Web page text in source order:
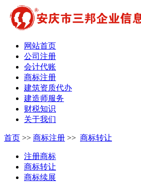
网站首页
公司注册
会计代账
商标注册
建筑资质代办
建造师服务
财税知识
关于我们
首页 >> 商标注册 >> 商标转让
注册商标
商标转让
商标续展